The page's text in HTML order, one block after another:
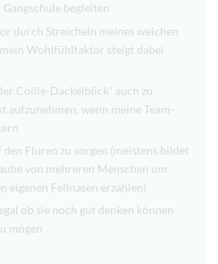
begleiten
durch Streicheln meines weichen
Wohlfühlfaktor steigt dabei
Collie-Dackelblick“ auch zu
aufzunehmen, wenn meine Team-
Fluren zu sorgen (meistens bildet
von mehreren Menschen um
eigenen Fellnasen erzählen)
ob sie noch gut denken können
mögen